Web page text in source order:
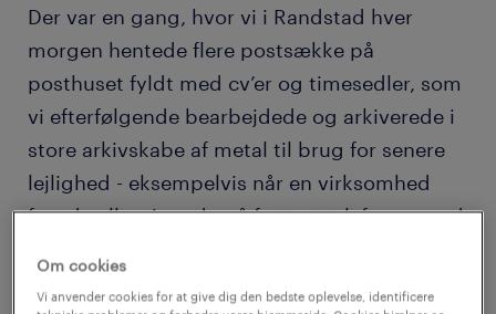
Der var en gang, hvor vi i Randstad hver
morgen hentede flere postsække på
posthuset fyldt med cv’er og timesedler, som
vi efterfølgende bearbejdede og arkiverede i
store arkivskabe af metal til brug for senere
lejlighed - eksempelvis når en virksomhed
faxede eller ringede på fastnet telefonen med
Om cookies
Vi anvender cookies for at give dig den bedste oplevelse, identificere